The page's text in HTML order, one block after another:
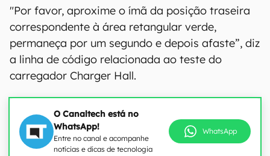
"Por favor, aproxime o ímã da posição traseira
correspondente à área retangular verde,
permaneça por um segundo e depois afaste”, diz
a linha de código relacionada ao teste do
carregador Charger Hall.
O Canaltech está no
WhatsApp!
Entre no canal e acompanhe
notícias e dicas de tecnologia
WhatsApp